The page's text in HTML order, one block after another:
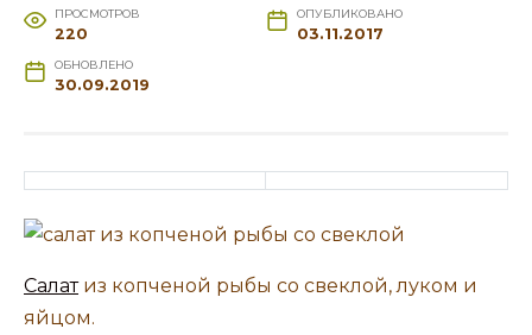
ПРОСМОТРОВ
220
ОПУБЛИКОВАНО
03.11.2017
ОБНОВЛЕНО
30.09.2019
Салатиз копченой рыбы со свеклой, луком и
яйцом.